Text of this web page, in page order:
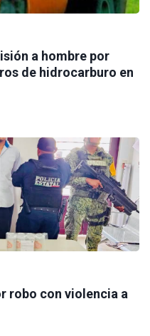
a hombre por
de hidrocarburo en
robo con violencia a